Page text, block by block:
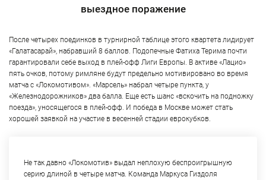
выездное поражение
После четырех поединков в турнирной таблице этого квартета лидирует
«Галатасарай», набравший 8 баллов. Подопечные Фатиха Терима почти
гарантировали себе выход в плей-офф Лиги Европы. В активе «Лацио»
пять очков, потому римляне будут предельно мотивировано во время
матча с «Локомотивом». «Марсель» набрал четыре пункта, у
«Железнодорожников» два балла. Еще есть шанс «вскочить на подножку
поезда», уносящегося в плей-офф. И победа в Москве может стать
хорошей заявкой на участие в весенней стадии еврокубков.
Не так давно «Локомотив» выдал неплохую беспроигрышную
серию длиной в четыре матча. Команда Маркуса Гиздоля